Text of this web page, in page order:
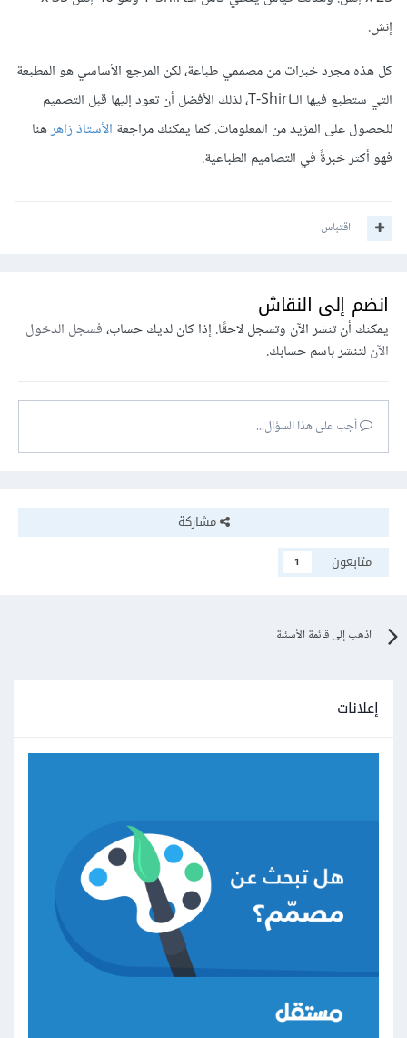
إنش.
كل هذه مجرد خبرات من مصممي طباعة، لكن المرجع الأساسي هو المطبعة
التي ستطبع فيها الـT-Shirt، لذلك الأفضل أن تعود إليها قبل التصميم
للحصول على المزيد من المعلومات. كما يمكنك مراجعة الأستاذ زاهرهنا
فهو أكثر خبرةً في التصاميم الطباعية.
اقتباس
انضم إلى النقاش
يمكنك أن تنشر الآن وتسجل لاحقًا. إذا كان لديك حساب،فسجل الدخول
الآنلتنشر باسم حسابك.
أجب على هذا السؤال...
مشاركة
متابعون
1
اذهب إلى قائمة الأسئلة
إعلانات